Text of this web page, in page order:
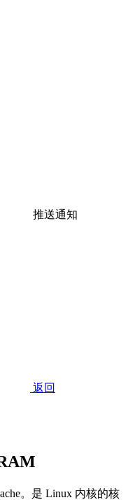
推送通知
返回
。是 Linux 内核的核